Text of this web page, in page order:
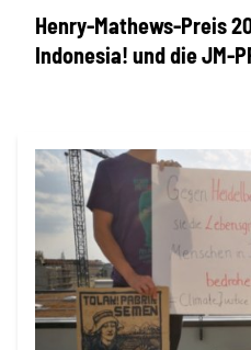
Henry-Mathews-Preis
Indonesia! und die JM-